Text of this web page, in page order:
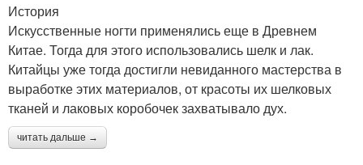
История
Искусственные ногти применялись еще в Древнем
Китае. Тогда для этого использовались шелк и лак.
Китайцы уже тогда достигли невиданного мастерства в
выработке этих материалов, от красоты их шелковых
тканей и лаковых коробочек захватывало дух.
читать дальше →